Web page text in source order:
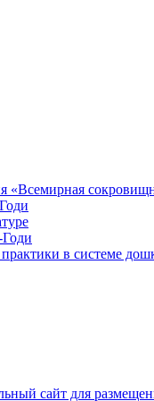
в системе